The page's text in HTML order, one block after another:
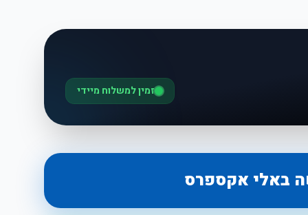
זמין למשלוח מיידי
באלי אקספרס